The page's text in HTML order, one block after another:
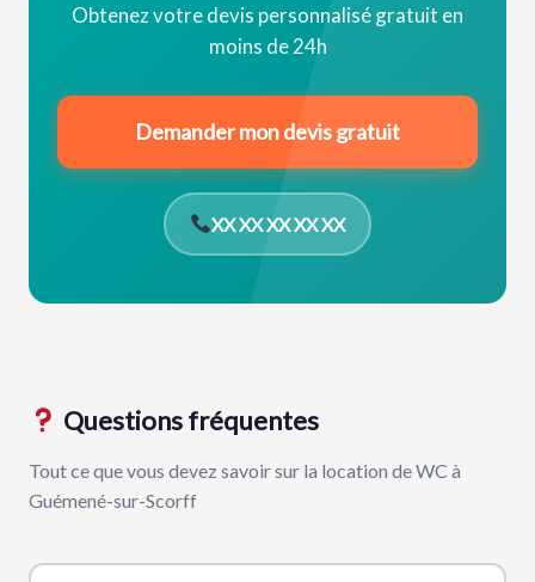
Obtenez votre devis personnalisé gratuit en
moins de 24h
Demander mon devis gratuit
XX XX XX XX XX
Questions fréquentes
Tout ce que vous devez savoir sur la location de WC à
Guémené-sur-Scorff